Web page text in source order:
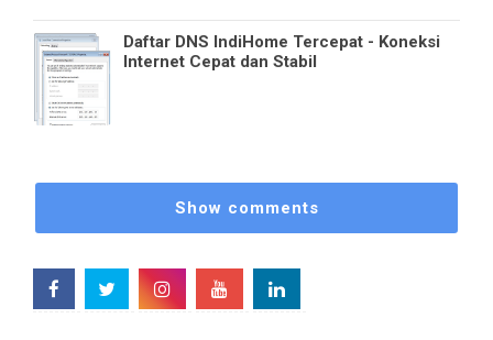
Daftar DNS IndiHome Tercepat - Koneksi
Internet Cepat dan Stabil
Show comments